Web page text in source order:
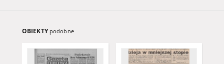
OBIEKTY podobne